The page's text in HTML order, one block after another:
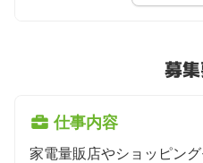
募
仕事内容
家電量販店やショッピン